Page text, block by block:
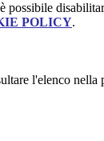
possibile
POLICY.
l'elenco